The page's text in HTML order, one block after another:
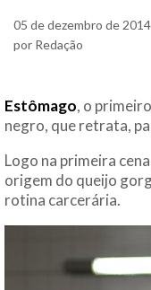
05 de dezembro de 2014
por Redação
Estômago, o
negro, que retrata,
Logo na primeira
origem do queijo
rotina carcerária.